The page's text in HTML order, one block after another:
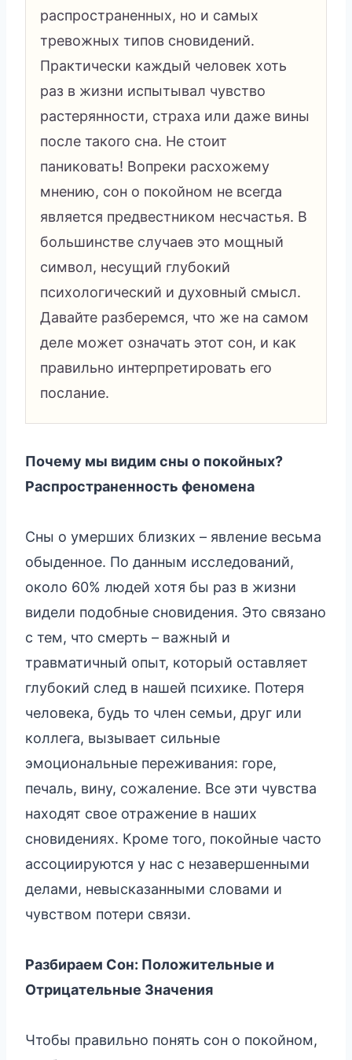
распространенных, но и самых
тревожных типов сновидений.
Практически каждый человек хоть
раз в жизни испытывал чувство
растерянности, страха или даже вины
после такого сна. Не стоит
паниковать! Вопреки расхожему
мнению, сон о покойном не всегда
является предвестником несчастья. В
большинстве случаев это мощный
символ, несущий глубокий
психологический и духовный смысл.
Давайте разберемся, что же на самом
деле может означать этот сон, и как
правильно интерпретировать его
послание.
Почему мы видим сны о покойных?
Распространенность феномена
Сны о умерших близких – явление весьма
обыденное. По данным исследований,
около 60% людей хотя бы раз в жизни
видели подобные сновидения. Это связано
с тем, что смерть – важный и
травматичный опыт, который оставляет
глубокий след в нашей психике. Потеря
человека, будь то член семьи, друг или
коллега, вызывает сильные
эмоциональные переживания: горе,
печаль, вину, сожаление. Все эти чувства
находят свое отражение в наших
сновидениях. Кроме того, покойные часто
ассоциируются у нас с незавершенными
делами, невысказанными словами и
чувством потери связи.
Разбираем Сон: Положительные и
Отрицательные Значения
Чтобы правильно понять сон о покойном,